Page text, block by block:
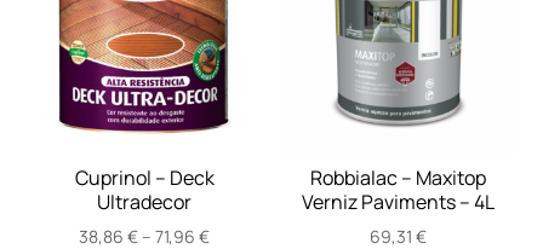
Cuprinol – Deck
Ultradecor
38,86€ – 71,96€Price
Robbialac – Maxitop
Verniz Paviments – 4L
69,31€